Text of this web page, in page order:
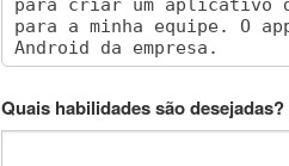
Quais habilidades são desejadas?